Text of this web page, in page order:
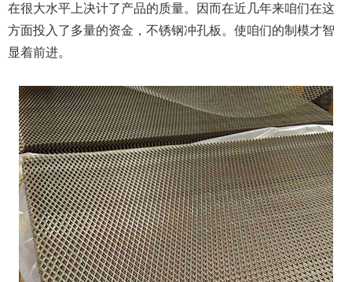
在很大水平上决计了产品的质量。因而在近几年来咱们在这
方面投入了多量的资金，不锈钢冲孔板。使咱们的制模才智
显着前进。